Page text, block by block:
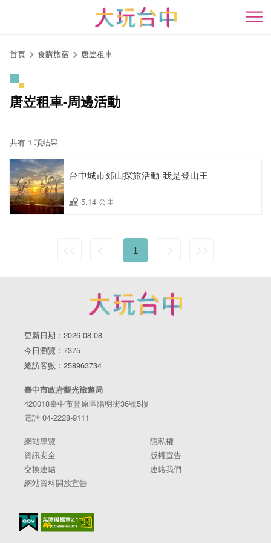
開
首頁 食購旅宿 唐岦租車
唐岦租車-周邊活動
共有 1 項結果
台中城市郊山探旅活動-我是登山王
5.14 公里
1
更新日期：2026-08-08
今日瀏覽：7375
總訪客數：258963734
臺中市政府觀光旅遊局
420018臺中市豐原區陽明街36號5樓
電話 04-2228-9111
網站導覽
隱私權
資訊安全
版權宣告
交換連結
連絡我們
網站資料開放宣告